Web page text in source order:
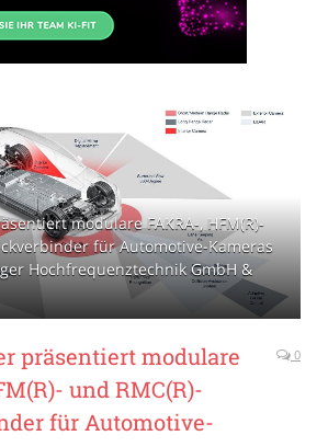
modulare FAKRA-, HFM(R)-
für Automotive-Kameras
Hochfrequenztechnik GmbH &
präsentiert modulare
und RMC(R)-
für Automotive-
0